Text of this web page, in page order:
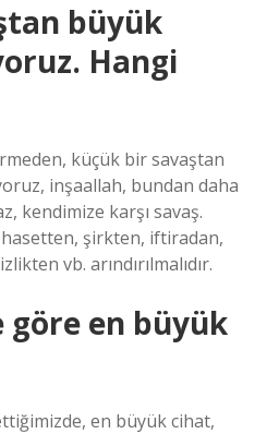
büyük
Hangi
küçük bir savaştan
inşaallah, bundan daha
kendimize karşı savaş.
şirkten, iftiradan,
vb. arındırılmalıdır.
göre en büyük
en büyük cihat,